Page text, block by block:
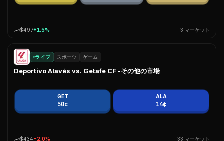
Levante 0% はい いいえ
Deportivo La Coruña
はい
$497+1.5% 3 マーケット
ライブ スポーツ ゲーム
Deportivo Alavés vs. Getafe CF -その他の市場
GET
50¢
ALA
14¢
$434 -2.0% 33 マーケット